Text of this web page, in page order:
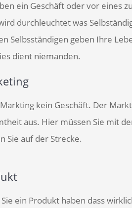
ein Geschäft oder vor eines
durchleuchtet was
Selbsständigen geben Ihre
dient niemanden.
kein Geschäft. Der
aus. Hier müssen Sie mit
Sie auf der Strecke.
ein Produkt haben dass